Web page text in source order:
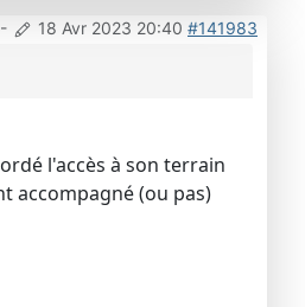
- 18 Avr 2023 20:40 #141983
l'accès à son terrain
accompagné (ou pas)